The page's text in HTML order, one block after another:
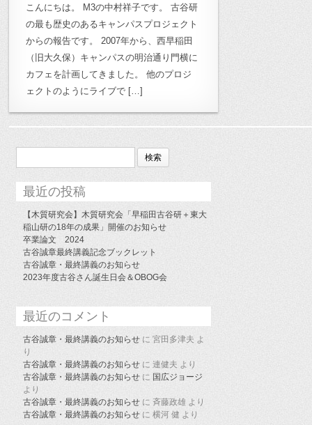
こんにちは。 M3の中村祥子です。 古谷研
の最も歴史のあるキャンパスプロジェクト
からの報告です。 2007年から、西早稲田
（旧大久保）キャンパスの明治通り門横に
カフェを計画してきました。 他のプロジ
ェクトのようにライブで […]
検
最近の投稿
【木質研究会】木質研究会「早稲田古谷研＋東大
稲山研の18年の成果」開催のお知らせ
卒業論文 2024
古谷誠章最終講義記念ブックレット
古谷誠章・最終講義のお知らせ
2023年度古谷さん誕生日会＆OBOG会
最近のコメント
古谷誠章・最終講義のお知らせ に宮田多津夫 よ
り
古谷誠章・最終講義のお知らせ に連健夫 より
古谷誠章・最終講義のお知らせ に 国広ジョージ
より
古谷誠章・最終講義のお知らせ に斉藤政雄 より
古谷誠章・最終講義のお知らせ に横河 健 より